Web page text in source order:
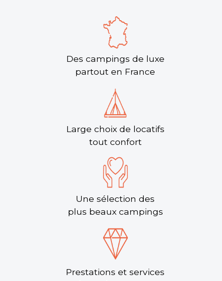
Des campings de luxe
partout en France
Large choix de locatifs
tout confort
Une sélection des
plus beaux campings
Prestations et services